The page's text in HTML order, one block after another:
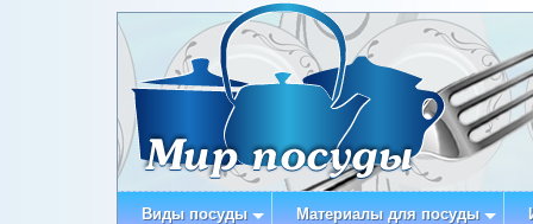
Виды посуды Материалы для посуды